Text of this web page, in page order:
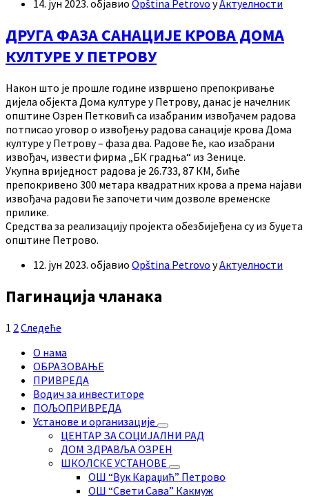
14. јун 2023. објавио Opština Petrovo уАктуелности
ДРУГА ФАЗА САНАЦИЈЕ КРОВА ДОМА
КУЛТУРЕ У ПЕТРОВУ
Након што је прошле године извршено препокривање
дијела објекта Дома културе у Петрову, данас је начелник
општине Озрен Петковић са изабраним извођачем радова
потписао уговор о извођењу радова санације крова Дома
културе у Петрову – фаза два. Радове ће, као изабрани
извођач, извести фирма „БК градња“ из Зенице.
Укупна вриједност радова је 26.733, 87 КМ, биће
препокривено 300 метара квадратних крова а према најави
извођача радови ће започети чим дозволе временске
прилике.
Средства за реализацију пројекта обезбијеђена су из буџета
општине Петрово.
12. јун 2023. објавио Opština Petrovo уАктуелности
Пагинација чланака
1 2Следеће
О нама
ОБРАЗОВАЊЕ
ПРИВРЕДА
Водич за инвеститоре
ПОЉОПРИВРЕДА
Установе и организације
ЦЕНТАР ЗА СОЦИЈАЛНИ РАД
ДОМ ЗДРАВЉА ОЗРЕН
ШКОЛСКЕ УСТАНОВЕ
ОШ “Вук Караџић” Петрово
ОШ “Свети Сава” Какмуж